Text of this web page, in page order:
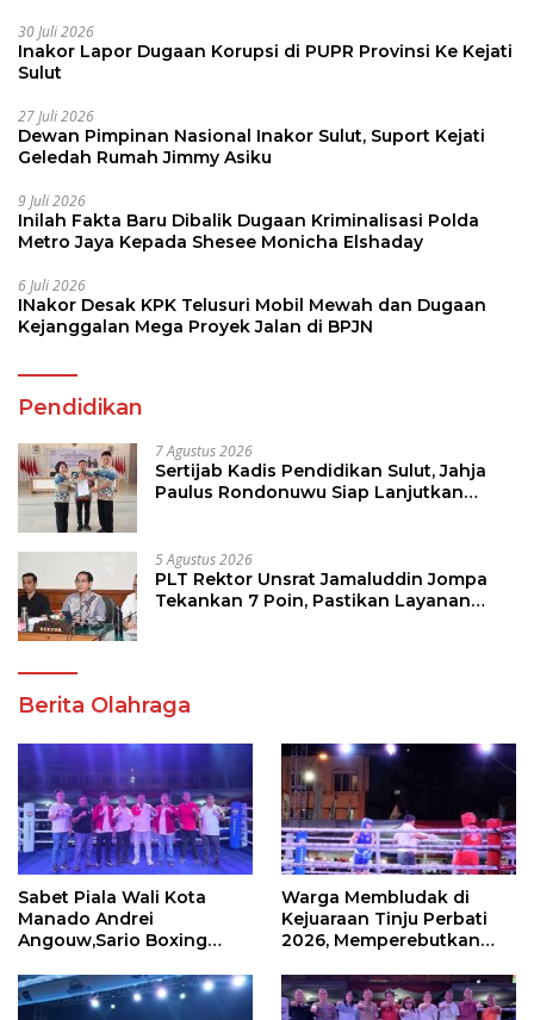
30 Juli 2026
Inakor Lapor Dugaan Korupsi di PUPR Provinsi Ke Kejati
Sulut
27 Juli 2026
Dewan Pimpinan Nasional Inakor Sulut, Suport Kejati
Geledah Rumah Jimmy Asiku
9 Juli 2026
Inilah Fakta Baru Dibalik Dugaan Kriminalisasi Polda
Metro Jaya Kepada Shesee Monicha Elshaday
6 Juli 2026
INakor Desak KPK Telusuri Mobil Mewah dan Dugaan
Kejanggalan Mega Proyek Jalan di BPJN
Pendidikan
7 Agustus 2026
Sertijab Kadis Pendidikan Sulut, Jahja
Paulus Rondonuwu Siap Lanjutkan
5 Agustus 2026
PLT Rektor Unsrat Jamaluddin Jompa
Tekankan 7 Poin, Pastikan Layanan
Berita Olahraga
Sabet Piala Wali Kota
Manado Andrei
Angouw,Sario Boxing
Perbati 2026
Warga Membludak di
Kejuaraan Tinju Perbati
2026, Memperebutkan